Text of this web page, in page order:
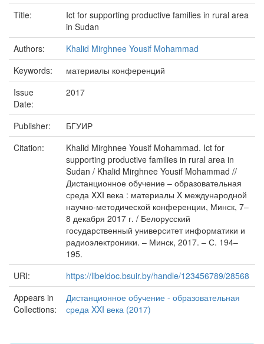
Title:
Ict for supporting productive families in rural area
in Sudan
Authors:
Khalid Mirghnee Yousif Mohammad
Keywords:
материалы конференций
Issue
Date:
2017
Publisher:
БГУИР
Citation:
Khalid Mirghnee Yousif Mohammad. Ict for
supporting productive families in rural area in
Sudan / Khalid Mirghnee Yousif Mohammad //
Дистанционное обучение – образовательная
среда XXI века : материалы X международной
научно-методической конференции, Минск, 7–
8 декабря 2017 г. / Белорусский
государственный университет информатики и
радиоэлектроники. – Минск, 2017. – С. 194–
195.
URI:
https://libeldoc.bsuir.by/handle/123456789/28568
Appears in
Collections:
Дистанционное обучение - образовательная
среда XXI века (2017)